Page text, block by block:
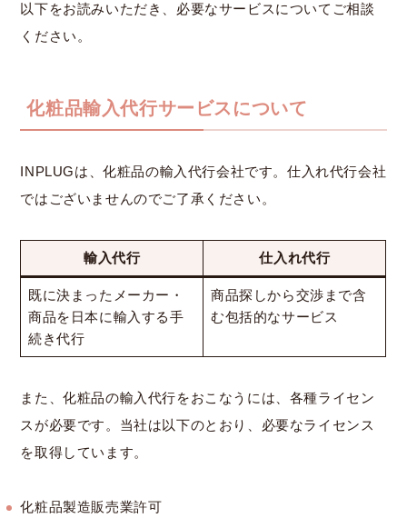
以下をお読みいただき、必要なサービスについてご相談
ください。
化粧品輸入代行サービスについて
INPLUGは、化粧品の輸入代行会社です。仕入れ代行会社
ではございませんのでご了承ください。
輸入代行 仕入れ代行
既に決まったメーカー・
商品を日本に輸入する手
続き代行
商品探しから交渉まで含
む包括的なサービス
また、化粧品の輸入代行をおこなうには、各種ライセン
スが必要です。当社は以下のとおり、必要なライセンス
を取得しています。
化粧品製造販売業許可